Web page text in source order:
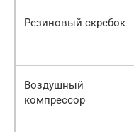
Резиновый скребок
Воздушный
компрессор